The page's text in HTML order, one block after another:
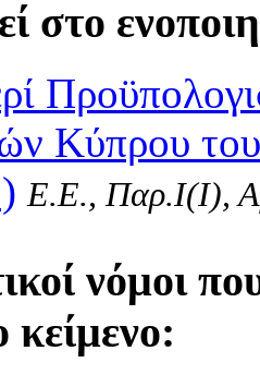
στο
Κύπρου
Ε.Ε., Παρ.Ι(I),
νόμοι
κείμενο: